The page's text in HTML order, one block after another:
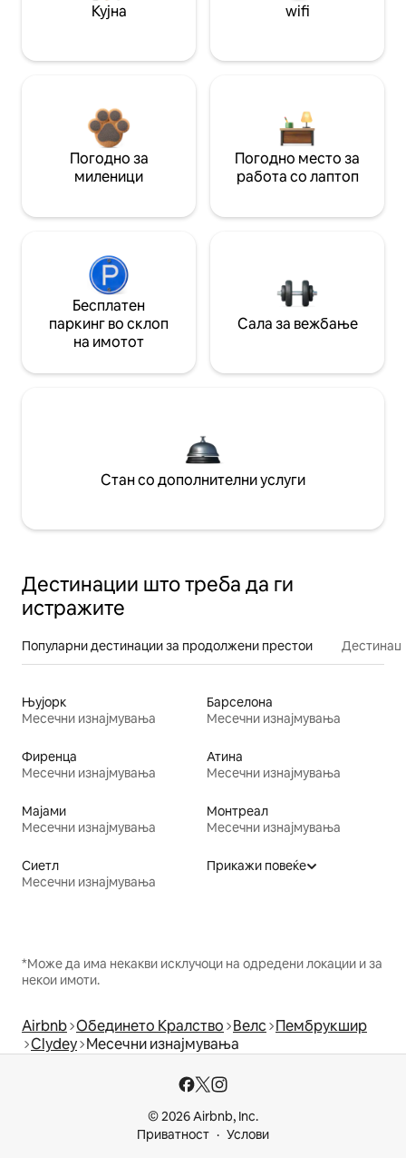
Кујна wifi
Погодно за
миленици
Погодно место за
работа со лаптоп
Бесплатен
паркинг во склоп
на имотот
Сала за вежбање
Стан со дополнителни услуги
Дестинации што треба да ги
истражите
Популарни дестинации за продолжени престои
Њујорк
Месечни изнајмувања
Барселона
Месечни изнајмувања
Фиренца
Месечни изнајмувања
Атина
Месечни изнајмувања
Мајами
Месечни изнајмувања
Монтреал
Месечни изнајмувања
Сиетл
Месечни изнајмувања
Прикажи повеќе
*Може да има некакви исклучоци на одредени локации и за
некои имоти.
Airbnb Обединето Кралство Велс Пембрукшир
Clydey Месечни изнајмувања
© 2026 Airbnb, Inc.
Приватност
Услови